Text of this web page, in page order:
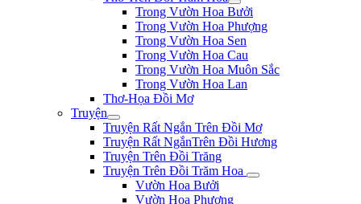
Trong Vườn Hoa Bưởi
Trong Vườn Hoa Phượng
Trong Vườn Hoa Sen
Trong Vườn Hoa Cau
Trong Vườn Hoa Muôn Sắc
Trong Vườn Hoa Lan
Thơ-Họa Đồi Mơ
Truyện
Truyện Rất Ngắn Trên Đồi Mơ
Truyện Rất NgắnTrên Đồi Hương
Truyện Trên Đồi Trăng
Truyện Trên Đồi Trăm Hoa
Vườn Hoa Bưởi
Vườn Hoa Phượng